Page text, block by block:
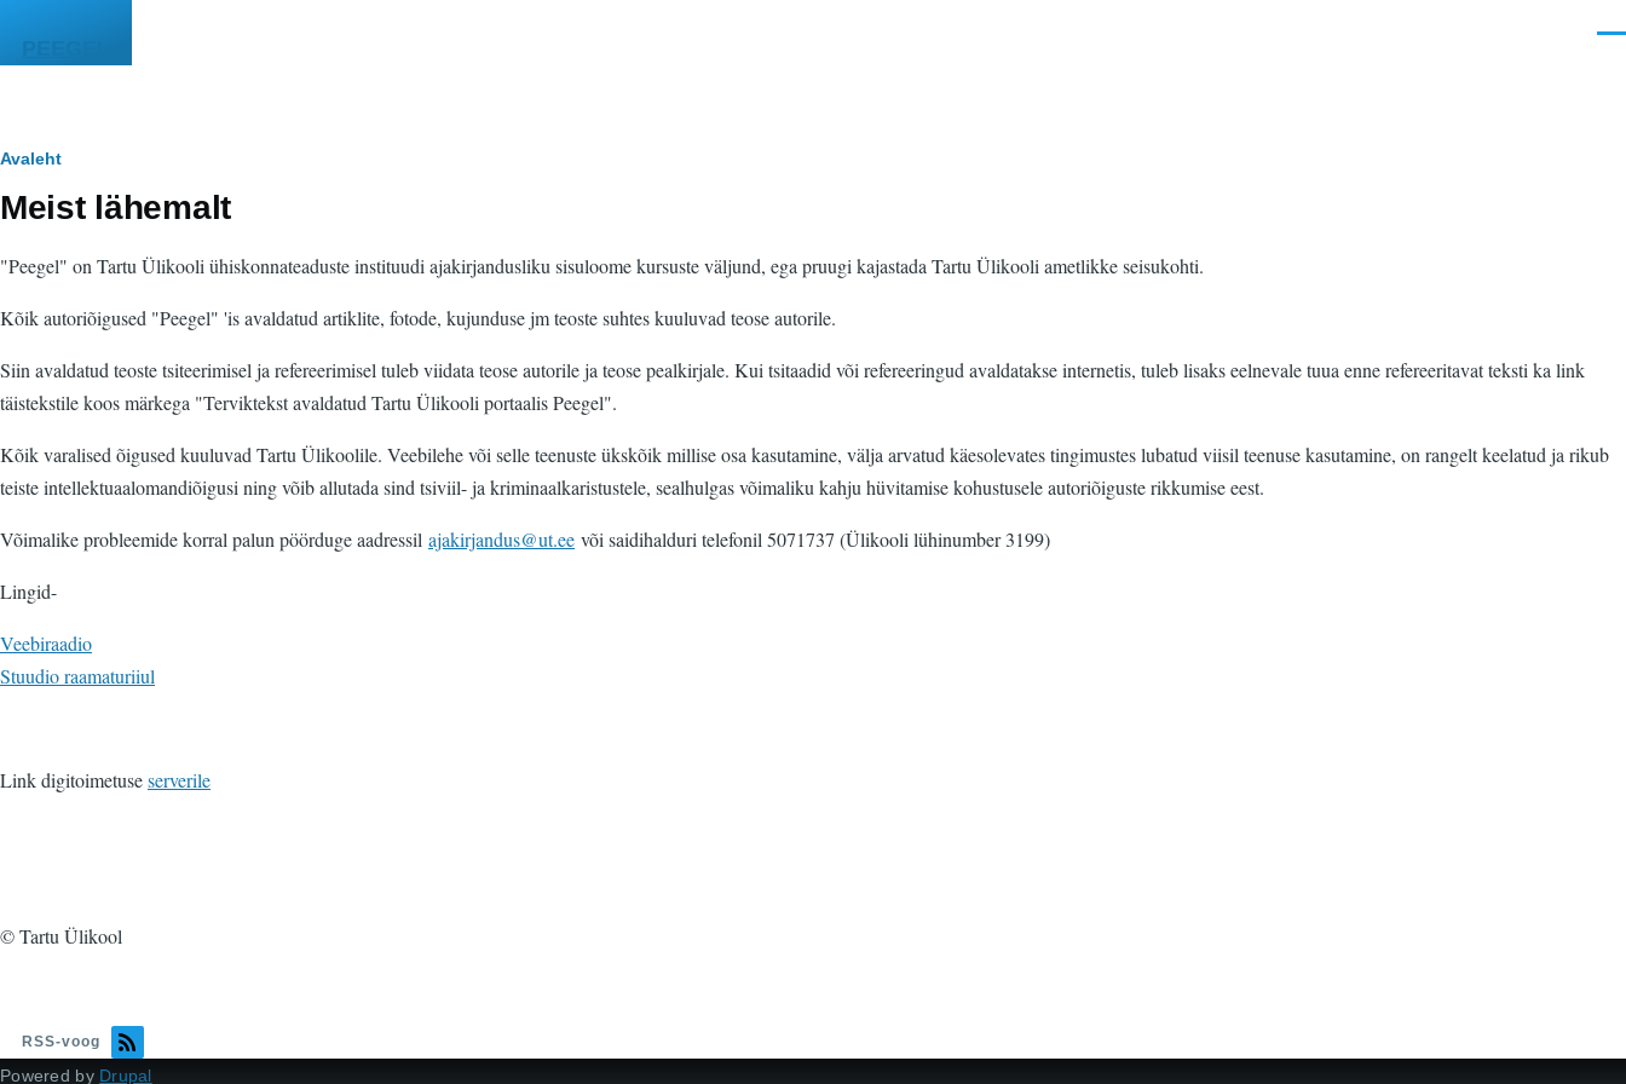
PEEGEL
Leivapuru
Avaleht
Meist lähemalt
"Peegel" on Tartu Ülikooli ühiskonnateaduste instituudi ajakirjandusliku sisuloome kursuste väljund, ega pruugi kajastada Tartu Ülikooli ametlikke seisukohti.
Kõik autoriõigused "Peegel" 'is avaldatud artiklite, fotode, kujunduse jm teoste suhtes kuuluvad teose autorile.
Siin avaldatud teoste tsiteerimisel ja refereerimisel tuleb viidata teose autorile ja teose pealkirjale. Kui tsitaadid või refereeringud avaldatakse internetis, tuleb lisaks eelnevale tuua enne refereeritavat teksti ka link
täistekstile koos märkega "Terviktekst avaldatud Tartu Ülikooli portaalis Peegel".
Kõik varalised õigused kuuluvad Tartu Ülikoolile. Veebilehe või selle teenuste ükskõik millise osa kasutamine, välja arvatud käesolevates tingimustes lubatud viisil teenuse kasutamine, on rangelt keelatud ja rikub
teiste intellektuaalomandiõigusi ning võib allutada sind tsiviil- ja kriminaalkaristustele, sealhulgas võimaliku kahju hüvitamise kohustusele autoriõiguste rikkumise eest.
Võimalike probleemide korral palun pöörduge aadressil ajakirjandus@ut.ee või saidihalduri telefonil 5071737 (Ülikooli lühinumber 3199)
Lingid-
Veebiraadio
Stuudio raamaturiiul
Link digitoimetuseserverile
© Tartu Ülikool
RSS-voog
Powered by Drupal